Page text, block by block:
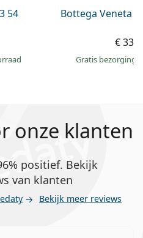
54 Bottega Veneta
€
Gratis bezorging
onze klanten
positief. Bekijk
van klanten
Bekijk meer reviews